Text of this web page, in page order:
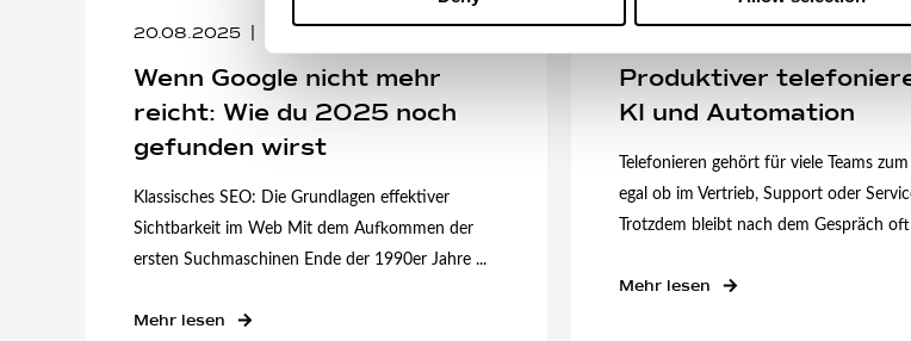
20.08.2025
Wenn Google nicht mehr
reicht: Wie du 2025 noch
gefunden wirst
Klassisches SEO: Die Grundlagen effektiver
Sichtbarkeit im Web Mit dem Aufkommen der
ersten Suchmaschinen Ende der 1990er Jahre ...
Mehr lesen
Produktiver
KI und Automation
Telefonieren gehört für viele Teams
egal ob im Vertrieb, Support oder
Trotzdem bleibt nach dem Gespräch
Mehr lesen